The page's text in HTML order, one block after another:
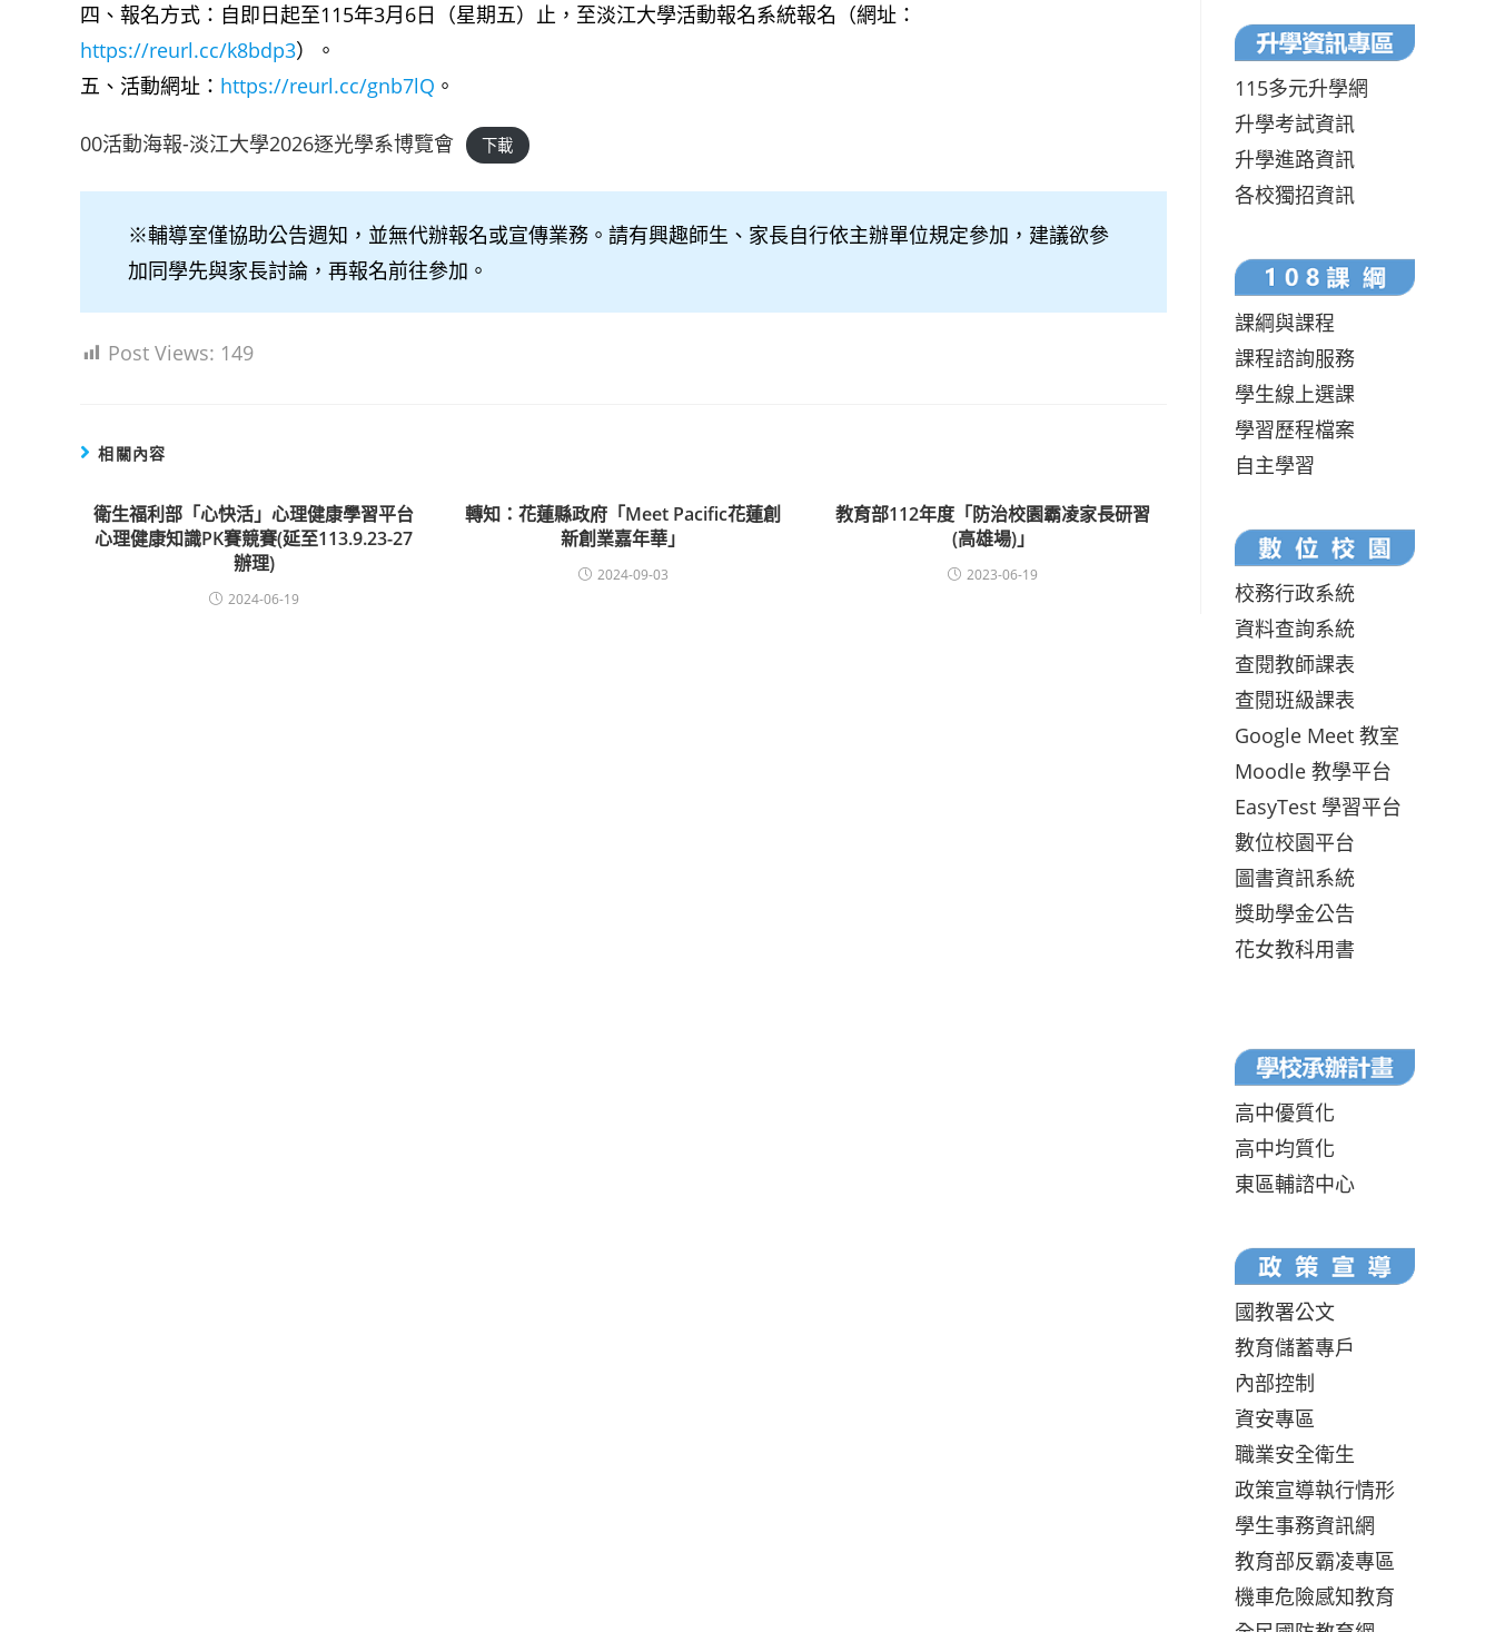
四、報名方式：自即日起至115年3月6日（星期五）止，至淡江大學活動報名系統報名（網址：
https://reurl.cc/k8bdp3）。
五、活動網址： https://reurl.cc/gnb7lQ 。
00活動海報-淡江大學2026逐光學系博覽會 下載
※輔導室僅協助公告週知，並無代辦報名或宣傳業務。請有興趣師生、家長自行依主辦單位規定參加，建議欲參
加同學先與家長討論，再報名前往參加。
Post Views: 149
相關內容
衛生福利部「心快活」心理健康學習平台
心理健康知識PK賽競賽(延至113.9.23-27
辦理)
2024-06-19
轉知：花蓮縣政府「Meet Pacific花蓮創
新創業嘉年華」
2024-09-03
教育部112年度「防治校園霸凌家長研習
(高雄場)」
2023-06-19
115多元升學網
升學考試資訊
升學進路資訊
各校獨招資訊
課綱與課程
課程諮詢服務
學生線上選課
學習歷程檔案
自主學習
校務行政系統
資料查詢系統
查閱教師課表
查閱班級課表
Google Meet 教室
Moodle 教學平台
EasyTest 學習平台
數位校園平台
圖書資訊系統
獎助學金公告
花女教科用書
高中優質化
高中均質化
東區輔諮中心
國教署公文
教育儲蓄專戶
內部控制
資安專區
職業安全衛生
政策宣導執行情形
學生事務資訊網
教育部反霸凌專區
機車危險感知教育